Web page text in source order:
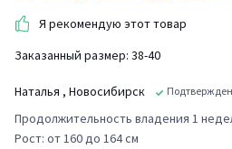
Я рекомендую этот товар
Заказанный размер: 38-40
Наталья , Новосибирск
Продолжительность владения 1
Рост: от 160 до 164 см